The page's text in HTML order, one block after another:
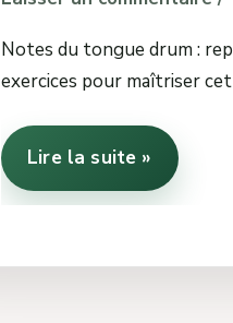
Notes du tongue drum :
exercices pour maîtriser
Lire la suite »